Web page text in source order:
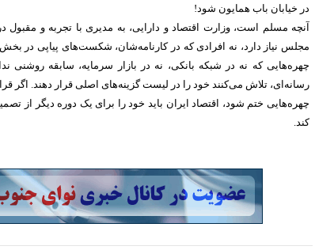
در خیابان باب همایون شود!
آنچه مسلم است، وزارت اقتصاد و دارایی، به مدیری با تجربه و مقبول
مجلس نیاز دارد، نه افرادی که در کارنامه‌شان، شکست‌های پیاپی در
چهره‌هایی که نه در شبکه بانکی، نه در بازار سرمایه، سابقه روشنی
رسانه‌ای، تلاش می‌کنند خود را در لیست گزینه‌های اصلی قرار دهند. اگر
چهره‌هایی ختم شود، اقتصاد ایران باید خود را برای یک دوره دیگر از
کند.